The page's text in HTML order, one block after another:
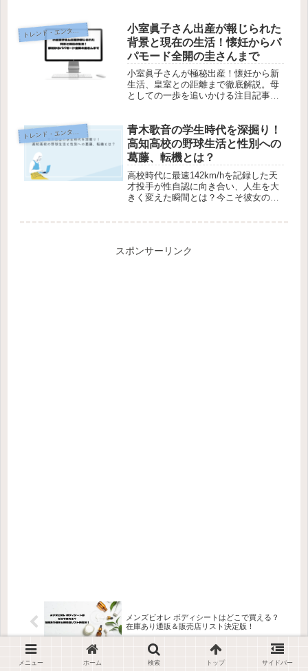
ト
小室眞子さん出産が報じられた
背景と現在の生活！懐妊からパ
パモード全開の圭さんまで
小室眞子さんが極秘出産！懐妊から新
生活、皇室との距離まで徹底解説。母
としての一歩を追いかける注目記事。
ト レンド・エンタメ・商品・口コミ
青木歌音の学生時代を深掘り！
高知高校の野球生活と性別への
葛藤、転機とは？
高校時代に最速142km/hを記録した天
才投手が性自認に向き合い、人生を大
きく変えた瞬間とは？今こそ彼女の生
スポンサーリンク
メンズビオレ ボディシートはどこで買える？
在庫あり通販＆販売店リスト決定版！
メニュー ホーム 検索 トップ サイドバー